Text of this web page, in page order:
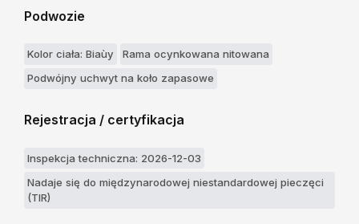
Podwozie
Kolor ciała: Biaùy
Rama ocynkowana nitowana
Podwójny uchwyt na koło zapasowe
Rejestracja / certyfikacja
Inspekcja techniczna: 2026-12-03
Nadaje się do międzynarodowej niestandardowej pieczęci
(TIR)